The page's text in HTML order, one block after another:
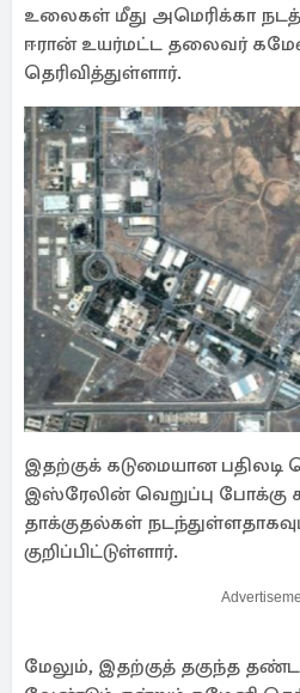
உலைகள் மீது அமெரிக்கா
ஈரான் உயர்மட்ட தலைவர்
தெரிவித்துள்ளார்.
இதற்குக் கடுமையான பதிலடி
இஸ்ரேலின் வெறுப்பு
தாக்குதல்கள்
குறிப்பிட்டுள்ளார்.
மேலும், இதற்குத் தகுந்த